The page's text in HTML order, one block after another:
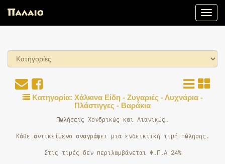
Toggle
Κατηγορία: Χάλκινα Είδη - Ζυγαριές - Λυχνάρια -
Πλάστιγγες - Βαράκια
Πωλήσεις Χονδρικώς και Λιανικώς.
Κάθε αντικείμενο αναγράφει μια ενδεικτική τιμή πώλησης.
Στις τιμές δεν περιλαμβάνεται Φ.Π.Α 24%